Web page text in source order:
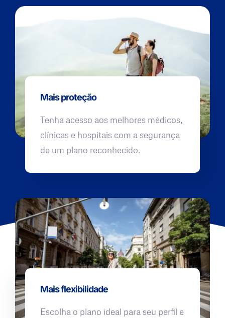
Mais proteção
Tenha acesso aos melhores médicos,
clínicas e hospitais com a segurança
de um plano reconhecido.
Mais flexibilidade
Escolha o plano ideal para seu perfil e